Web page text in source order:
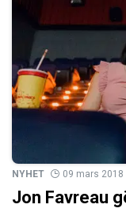
NYHET 09 mars 2018
Jon Favreau